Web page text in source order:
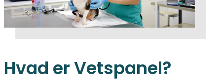
Hvad er Vetspanel?